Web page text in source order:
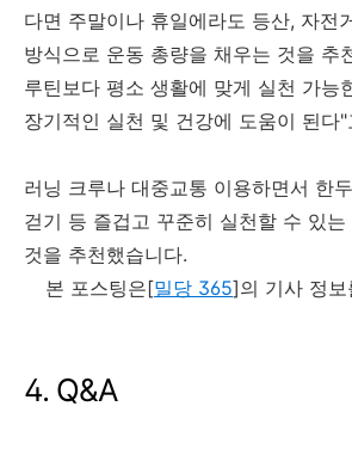
다면 주말이나 휴일에라도 등산, 자전
방식으로 운동 총량을 채우는 것을 추
루틴보다 평소 생활에 맞게 실천 가능
장기적인 실천 및 건강에 도움이 된다
러닝 크루나 대중교통 이용하면서 한
걷기 등 즐겁고 꾸준히 실천할 수 있
것을 추천했습니다.
본 포스팅은[밀당 365]의 기사 정보
4. Q&A